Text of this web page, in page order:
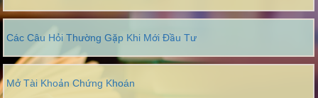
Các Câu Hỏi Thường Gặp Khi Mới Đầu Tư
Mở Tài Khoản Chứng Khoán